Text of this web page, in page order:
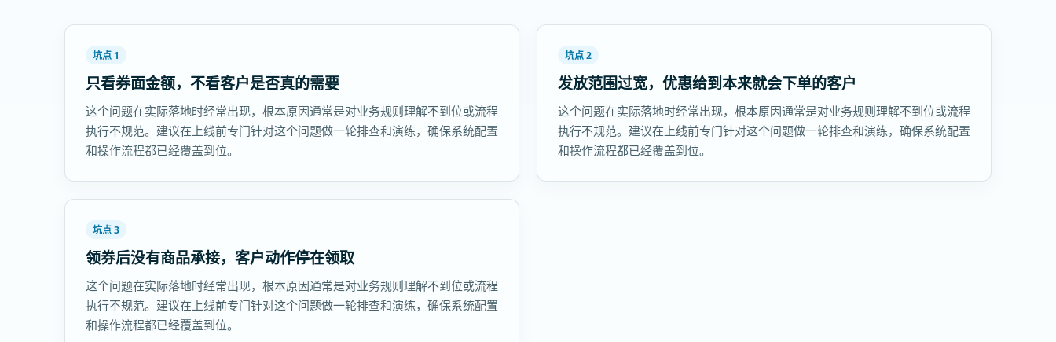
坑点 1
只看券面金额，不看客户是否真的需要
这个问题在实际落地时经常出现，根本原因通常是对业务规则理解不到位或流程
执行不规范。建议在上线前专门针对这个问题做一轮排查和演练，确保系统配置
和操作流程都已经覆盖到位。
坑点 2
发放范围过宽，优惠给到本来就会下单的客户
这个问题在实际落地时经常出现，根本原因通常是对业务规则理解不到位或流程
执行不规范。建议在上线前专门针对这个问题做一轮排查和演练，确保系统配置
和操作流程都已经覆盖到位。
坑点 3
领券后没有商品承接，客户动作停在领取
这个问题在实际落地时经常出现，根本原因通常是对业务规则理解不到位或流程
执行不规范。建议在上线前专门针对这个问题做一轮排查和演练，确保系统配置
和操作流程都已经覆盖到位。